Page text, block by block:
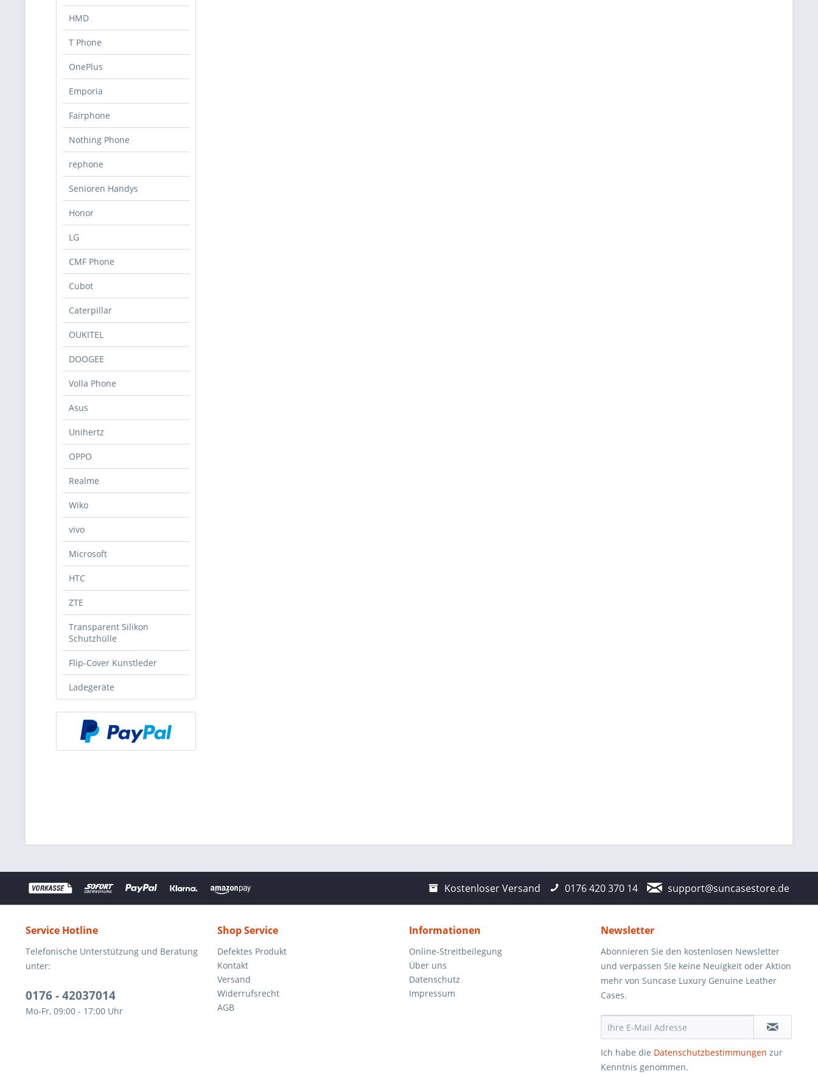
HMD
T Phone
OnePlus
Emporia
Fairphone
Nothing Phone
rephone
Senioren Handys
Honor
LG
CMF Phone
Cubot
Caterpillar
OUKITEL
DOOGEE
Volla Phone
Asus
Unihertz
OPPO
Realme
Wiko
vivo
Microsoft
HTC
ZTE
Transparent Silikon
Schutzhülle
Flip-Cover Kunstleder
Ladegeräte
Kostenloser Versand 0176 420 370 14 support@suncasestore.de
Service Hotline
Telefonische Unterstützung und Beratung
unter:
0176 - 42037014
Mo-Fr, 09:00 - 17:00 Uhr
Shop Service
Defektes Produkt
Kontakt
Versand
Widerrufsrecht
AGB
Informationen
Online-Streitbeilegung
Über uns
Datenschutz
Impressum
Newsletter
Abonnieren Sie den kostenlosen Newsletter
und verpassen Sie keine Neuigkeit oder Aktion
mehr von Suncase Luxury Genuine Leather
Cases.
Ich habe die Datenschutzbestimmungen zur
Kenntnis genommen.